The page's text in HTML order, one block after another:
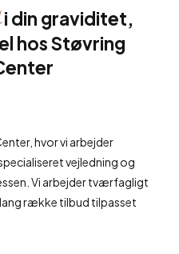
i din graviditet,
hos Støvring
hvor vi arbejder
vejledning og
Vi arbejder tværfagligt
række tilbud tilpasset